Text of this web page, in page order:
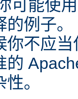
可能使
的例子
你不应
的
。